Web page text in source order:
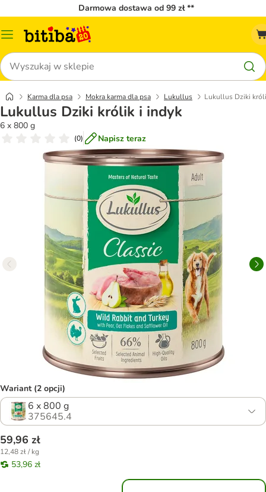
Darmowa dostawa od 99 zł **
Menu
Szukaj
Karma dla psa Mokra karma dla psa Lukullus Lukullus Dziki
Lukullus Dziki królik i indyk
6 x 800 g
(0) Napisz teraz
Wariant (2 opcji)
6 x 800 g
375645.4
59,96 zł
12,48 zł / kg
53,96 zł